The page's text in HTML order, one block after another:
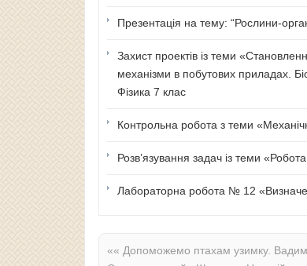
Презентація на тему: “Рослини-
Захист проектів із теми
механізми в побутових приладах.
Фізика 7 клас
Контрольна робота з теми
Розв’язування задач із теми
Лабораторна робота № 12
«« Допоможемо птахам узимку. Вадим